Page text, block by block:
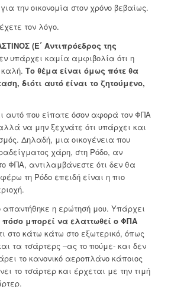
την οικονομία στον χρόνο βεβαίως.
τον λόγο.
(Ε΄ Αντιπρόεδρος της
υπάρχει καμία αμφιβολία ότι η
Το θέμα είναι όμως πότε θα
διότι αυτό είναι το ζητούμενο,
αυτό που είπατε όσον αφορά τον ΦΠΑ
να μην ξεχνάτε ότι υπάρχει και
Δηλαδή, μια οικογένεια που
χάρη, στη Ρόδο, αν
ΦΠΑ, αντιλαμβάνεστε ότι δεν θα
τη Ρόδο επειδή είναι η πιο
η ερώτησή μου. Υπάρχει
πόσο μπορεί να ελαττωθεί ο ΦΠΑ
στο κάτω κάτω στο εξωτερικό, όπως
τα τσάρτερς –ας το πούμε- και δεν
το κανονικό αεροπλάνο κάποιος
το τσάρτερ και έρχεται με την τιμή